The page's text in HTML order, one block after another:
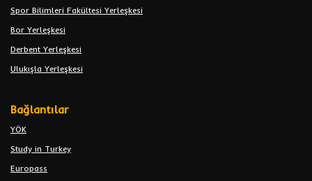
Spor Bilimleri Fakültesi Yerleşkesi
Bor Yerleşkesi
Derbent Yerleşkesi
Ulukışla Yerleşkesi
Bağlantılar
YÖK
Study in Turkey
Europass